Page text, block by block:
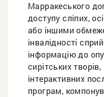
Марракеського
доступу сліпих,
або іншими
інвалідності
інформацію до
сирітських
інтерактивних
програм,